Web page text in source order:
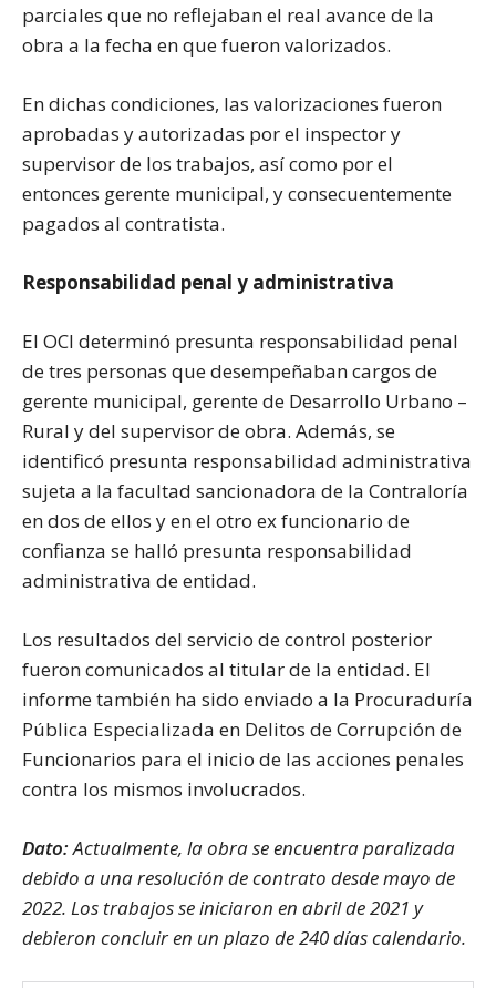
parciales que no reflejaban el real avance de la
obra a la fecha en que fueron valorizados.
En dichas condiciones, las valorizaciones fueron
aprobadas y autorizadas por el inspector y
supervisor de los trabajos, así como por el
entonces gerente municipal, y consecuentemente
pagados al contratista.
Responsabilidad penal y administrativa
El OCI determinó presunta responsabilidad penal
de tres personas que desempeñaban cargos de
gerente municipal, gerente de Desarrollo Urbano –
Rural y del supervisor de obra. Además, se
identificó presunta responsabilidad administrativa
sujeta a la facultad sancionadora de la Contraloría
en dos de ellos y en el otro ex funcionario de
confianza se halló presunta responsabilidad
administrativa de entidad.
Los resultados del servicio de control posterior
fueron comunicados al titular de la entidad. El
informe también ha sido enviado a la Procuraduría
Pública Especializada en Delitos de Corrupción de
Funcionarios para el inicio de las acciones penales
contra los mismos involucrados.
Dato:Actualmente, la obra se encuentra paralizada
debido a una resolución de contrato desde mayo de
2022. Los trabajos se iniciaron en abril de 2021 y
debieron concluir en un plazo de 240 días calendario.